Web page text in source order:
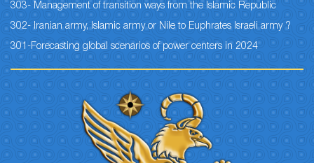
303- Management of transition ways from the Islamic Republic
302- Iranian army, Islamic army or Nile to Euphrates Israeli army ?
301-Forecasting global scenarios of power centers in 2024